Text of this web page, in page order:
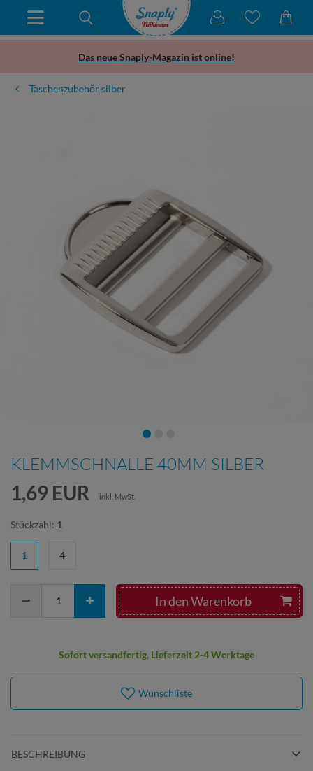
Das neue Snaply-Magazin ist online!
Taschenzubehör silber
KLEMMSCHNALLE 40MM SILBER
1,69 EUR inkl. MwSt.
Stückzahl: 1
1 4
In den Warenkorb
Sofort versandfertig, Lieferzeit 2-4 Werktage
Wunschliste
BESCHREIBUNG